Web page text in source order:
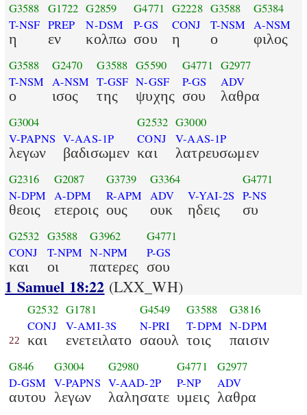
G3588
T-NSF
η
G1722
PREP
εν
G2859
N-DSM
κολπω
G4771
P-GS
σου
G2228
CONJ
η
G3588
T-NSM
ο
G5384
A-NSM
φιλος
G3588
T-NSM
ο
G2470
A-NSM
ισος
G3588
T-GSF
της
G5590
N-GSF
ψυχης
G4771
P-GS
σου
G2977
ADV
λαθρα
G3004
V-PAPNS
λεγων
V-AAS-1P
βαδισωμεν
G2532
CONJ
και
G3000
V-AAS-1P
λατρευσωμεν
G2316
N-DPM
θεοις
G2087
A-DPM
ετεροις
G3739
R-APM
ους
G3364
ADV
ουκ
V-YAI-2S
ηδεις
G4771
P-NS
συ
G2532
CONJ
και
G3588
T-NPM
οι
G3962
N-NPM
πατερες
G4771
P-GS
σου
1 Samuel 18:22 (LXX_WH)
22
G2532
CONJ
και
G1781
V-AMI-3S
ενετειλατο
G4549
N-PRI
σαουλ
G3588
T-DPM
τοις
G3816
N-DPM
παισιν
G846
D-GSM
αυτου
G3004
V-PAPNS
λεγων
G2980
V-AAD-2P
λαλησατε
G4771
P-NP
υμεις
G2977
ADV
λαθρα